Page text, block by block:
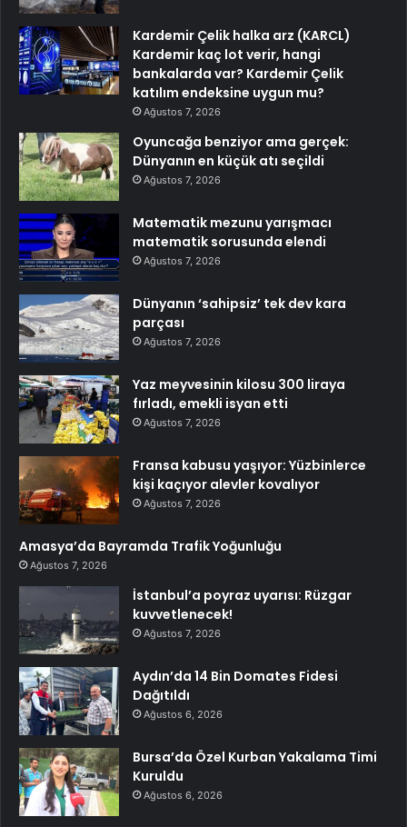
Kardemir Çelik halka arz (KARCL)
Kardemir kaç lot verir, hangi
bankalarda var? Kardemir Çelik
katılım endeksine uygun mu?
Ağustos 7, 2026
Oyuncağa benziyor ama gerçek:
Dünyanın en küçük atı seçildi
Ağustos 7, 2026
Matematik mezunu yarışmacı
matematik sorusunda elendi
Ağustos 7, 2026
Dünyanın ‘sahipsiz’ tek dev kara
parçası
Ağustos 7, 2026
Yaz meyvesinin kilosu 300 liraya
fırladı, emekli isyan etti
Ağustos 7, 2026
Fransa kabusu yaşıyor: Yüzbinlerce
kişi kaçıyor alevler kovalıyor
Ağustos 7, 2026
Amasya’da Bayramda Trafik Yoğunluğu
Ağustos 7, 2026
İstanbul’a poyraz uyarısı: Rüzgar
kuvvetlenecek!
Ağustos 7, 2026
Aydın’da 14 Bin Domates Fidesi
Dağıtıldı
Ağustos 6, 2026
Bursa’da Özel Kurban Yakalama Timi
Kuruldu
Ağustos 6, 2026